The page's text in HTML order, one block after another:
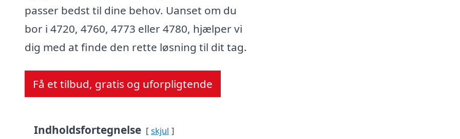
passer bedst til dine behov. Uanset om du
bor i 4720, 4760, 4773 eller 4780, hjælper vi
dig med at finde den rette løsning til dit tag.
Få et tilbud, gratis og uforpligtende
Indholdsfortegnelse skjul